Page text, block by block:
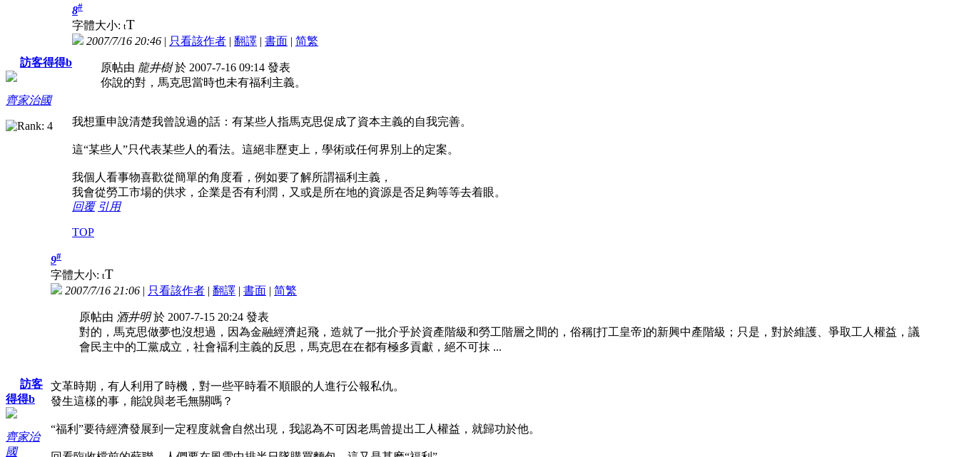
訪客得得b
齊家治國
8#
字體大小: tT
2007/7/16 20:46 | 只看該作者 | 翻譯 | 書面 | 简繁
原帖由 龍井樹於 2007-7-16 09:14 發表
你說的對，馬克思當時也未有福利主義。
我想重申說清楚我曾說過的話：有某些人指馬克思促成了資本主義的自我完善。
這“某些人”只代表某些人的看法。這絕非歷吏上，學術或任何界別上的定案。
我個人看事物喜歡從簡單的角度看，例如要了解所謂福利主義，
我會從勞工市場的供求，企業是否有利潤，又或是所在地的資源是否足夠等等去着眼。
回覆 引用
TOP
訪客
得得b
齊家治
國
9#
字體大小: tT
2007/7/16 21:06 | 只看該作者 | 翻譯 | 書面 | 简繁
原帖由 酒井明於 2007-7-15 20:24 發表
對的，馬克思做夢也沒想過，因為金融經濟起飛，造就了一批介乎於資產階級和勞工階層之間的，俗稱[打工皇帝]的新興中產階級；只是，對於維護、爭取工人權益，議
會民主中的工黨成立，社會褔利主義的反思，馬克思在在都有極多貢獻，絕不可抹 ...
文革時期，有人利用了時機，對一些平時看不順眼的人進行公報私仇。
發生這樣的事，能說與老毛無關嗎？
“福利”要待經濟發展到一定程度就會自然出現，我認為不可因老馬曾提出工人權益，就歸功於他。